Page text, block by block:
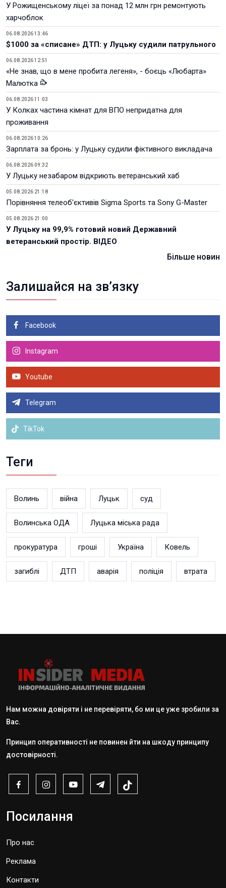
У Рожищенському ліцеї за понад 12 млн грн ремонтують
харчоблок
06.08.2026 13:46
$1000 за «списане» ДТП: у Луцьку судили патрульного
06.08.2026 12:51
«Не знав, що в мене пробита легеня», - боєць «Любарта»
Малютка
06.08.2026 11:03
У Колках частина кімнат для ВПО непридатна для
проживання
06.08.2026 10:26
Зарплата за бронь: у Луцьку судили фіктивного викладача
06.08.2026 09:32
У Луцьку незабаром відкриють ветеранський хаб
05.08.2026 21:18
Порівняння телеоб'єктивів Sigma Sports та Sony G-Master
05.08.2026 21:00
У Луцьку на 99,9% готовий новий Державний
ветеранський простір. ВІДЕО
Більше новин
Залишайся на зв’язку
Facebook
Instagram
Youtube
Telegram
TikTok
Теги
Волинь війна Луцьк суд
Волинська ОДА Луцька міська рада
прокуратура гроші Україна Ковель
загиблі ДТП аварія поліція втрата
Нам можна довіряти і не перевіряти, бо ми це уже зробили за
Вас.
Принцип оперативності не повинен йти на шкоду принципу
достовірності.
Посилання
Про нас
Реклама
Контакти